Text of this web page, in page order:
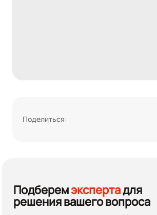
Поделиться:
Подберемэкспертадля
решения вашего вопроса